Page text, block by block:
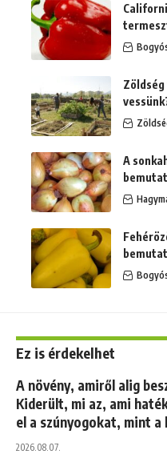
A
Ez is érdekelhet
A növény, amiről alig
Kiderült, mi az, ami
el a szúnyogokat, mint a
2026.08.07.